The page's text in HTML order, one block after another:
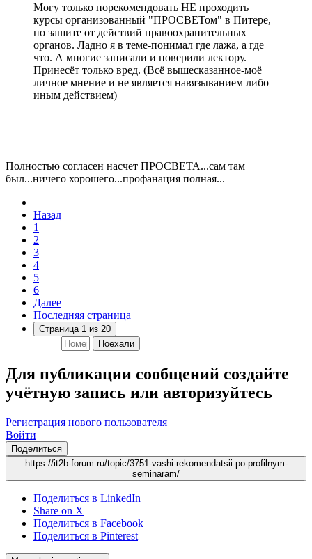
Могу только порекомендовать НЕ проходить
курсы организованный "ПРОСВЕТом" в Питере,
по зашите от действий правоохранительных
органов. Ладно я в теме-понимал где лажа, а где
что. А многие записали и поверили лектору.
Принесёт только вред. (Всё вышесказанное-моё
личное мнение и не является навязыванием либо
иным действием)
Полностью согласен насчет ПРОСВЕТА...сам там
был...ничего хорошего...профанация полная...
Назад
1
2
3
4
5
6
Далее
Последняя страница
Страница 1 из 20
Поехали
Для публикации сообщений создайте
учётную запись или авторизуйтесь
Регистрация нового пользователя
Войти
Поделиться
https://it2b-forum.ru/topic/3751-vashi-rekomendatsii-po-profilnym-
seminaram/
Поделиться в LinkedIn
Share on X
Поделиться в Facebook
Поделиться в Pinterest